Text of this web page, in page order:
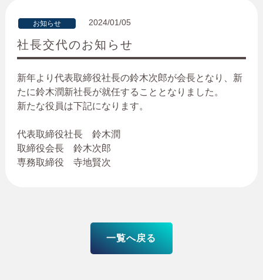
お知らせ 2024/01/05
社長交代のお知らせ
新年より代表取締役社長の鈴木次郎が会長となり、新
たに鈴木潤新社長が就任することとなりました。
新たな役員は下記になります。
代表取締役社長 鈴木潤
取締役会長 鈴木次郎
専務取締役 寺地賢次
一覧へ戻る